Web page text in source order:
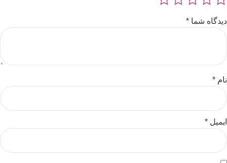
دیدگاه شما *
نام *
ایمیل *